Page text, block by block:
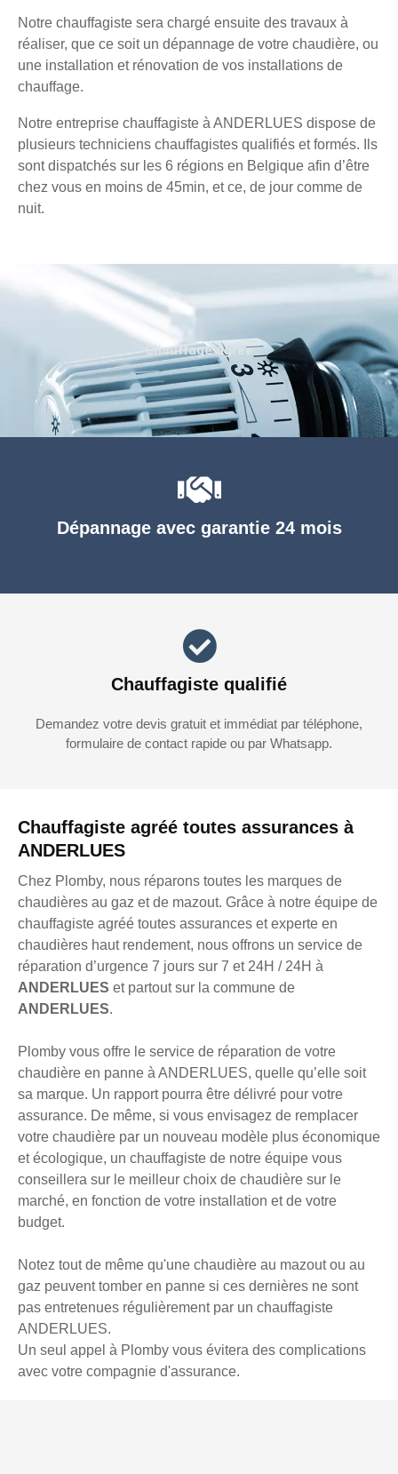
Notre chauffagiste sera chargé ensuite des travaux à
réaliser, que ce soit un dépannage de votre chaudière, ou
une installation et rénovation de vos installations de
chauffage.
Notre entreprise chauffagiste à ANDERLUES dispose de
plusieurs techniciens chauffagistes qualifiés et formés. Ils
sont dispatchés sur les 6 régions en Belgique afin d’être
chez vous en moins de 45min, et ce, de jour comme de
nuit.
Chauffagiste agréé toutes assurances à
ANDERLUES
Chez Plomby, nous réparons toutes les marques de
chaudières au gaz et de mazout. Grâce à notre équipe de
chauffagiste agréé toutes assurances et experte en
chaudières haut rendement, nous offrons un service de
réparation d’urgence 7 jours sur 7 et 24H / 24H à
ANDERLUES et partout sur la commune de
ANDERLUES.
Plomby vous offre le service de réparation de votre
chaudière en panne à ANDERLUES, quelle qu’elle soit
sa marque. Un rapport pourra être délivré pour votre
assurance. De même, si vous envisagez de remplacer
votre chaudière par un nouveau modèle plus économique
et écologique, un chauffagiste de notre équipe vous
conseillera sur le meilleur choix de chaudière sur le
marché, en fonction de votre installation et de votre
budget.
Notez tout de même qu'une chaudière au mazout ou au
gaz peuvent tomber en panne si ces dernières ne sont
pas entretenues régulièrement par un chauffagiste
ANDERLUES.
Un seul appel à Plomby vous évitera des complications
avec votre compagnie d'assurance.
Dépannage avec garantie 24 mois
Chauffagiste qualifié
Demandez votre devis gratuit et immédiat par téléphone,
formulaire de contact rapide ou par Whatsapp.
Chauffage agréé